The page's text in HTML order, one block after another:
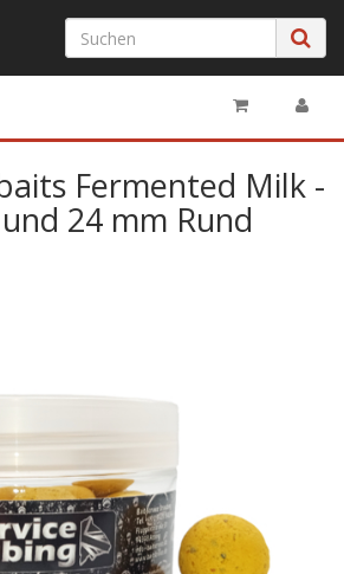
Fermented Milk -
24 mm Rund